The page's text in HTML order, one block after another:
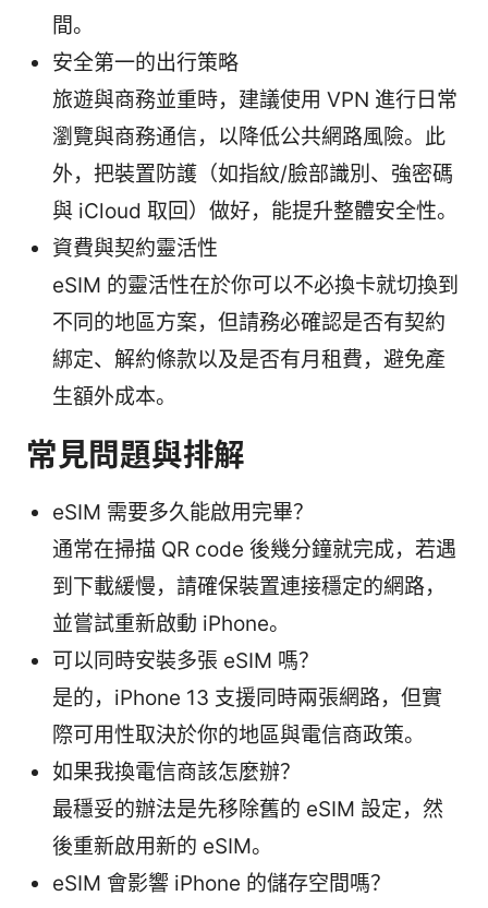
間。
安全第一的出行策略
旅遊與商務並重時，建議使用 VPN 進行日常
瀏覽與商務通信，以降低公共網路風險。此
外，把裝置防護（如指紋/臉部識別、強密碼
與 iCloud 取回）做好，能提升整體安全性。
資費與契約靈活性
eSIM 的靈活性在於你可以不必換卡就切換到
不同的地區方案，但請務必確認是否有契約
綁定、解約條款以及是否有月租費，避免產
生額外成本。
常見問題與排解
eSIM 需要多久能啟用完畢？
通常在掃描 QR code 後幾分鐘就完成，若遇
到下載緩慢，請確保裝置連接穩定的網路，
並嘗試重新啟動 iPhone。
可以同時安裝多張 eSIM 嗎？
是的，iPhone 13 支援同時兩張網路，但實
際可用性取決於你的地區與電信商政策。
如果我換電信商該怎麼辦？
最穩妥的辦法是先移除舊的 eSIM 設定，然
後重新啟用新的 eSIM。
eSIM 會影響 iPhone 的儲存空間嗎？